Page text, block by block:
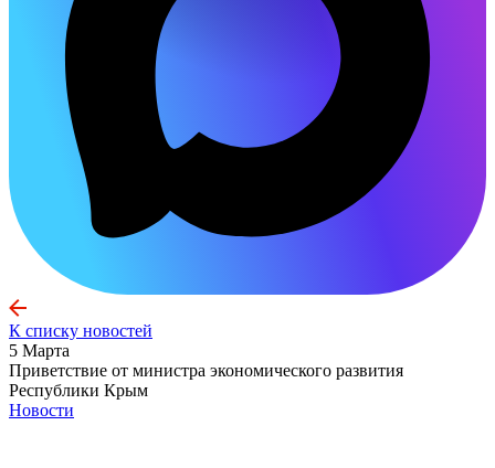
К списку новостей
5 Марта
Приветствие от министра экономического развития
Республики Крым
Новости